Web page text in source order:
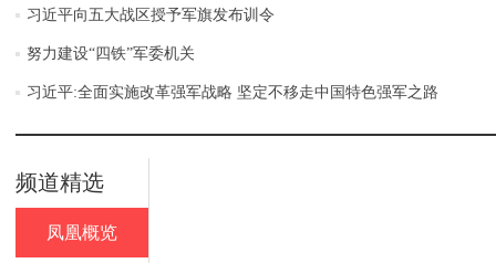
习近平向五大战区授予军旗发布训令
努力建设“四铁”军委机关
习近平:全面实施改革强军战略 坚定不移走中国特色强军之路
频道精选
凤凰概览